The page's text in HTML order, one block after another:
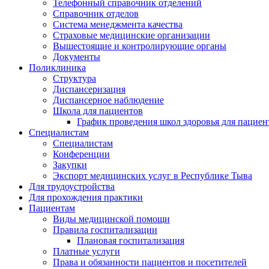
Телефонный справочник отделений
Справочник отделов
Система менеджмента качества
Страховые медицинские организации
Вышестоящие и контролирующие органы
Документы
Поликлиника
Структура
Диспансеризация
Диспансерное наблюдение
Школа для пациентов
График проведения школ здоровья для
Специалистам
Специалистам
Конференции
Закупки
Экспорт медицинских услуг в Республике Тыва
Для трудоустройства
Для прохождения практики
Пациентам
Виды медицинской помощи
Правила госпитализации
Плановая госпитализация
Платные услуги
Права и обязанности пациентов и посетителей